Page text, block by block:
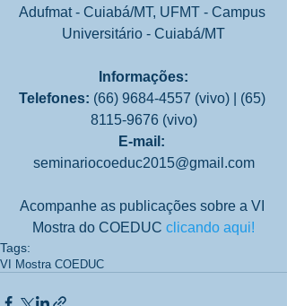
Adufmat - Cuiabá/MT, UFMT - Campus
Universitário - Cuiabá/MT
Informações:
Telefones: (66) 9684-4557 (vivo) | (65)
8115-9676 (vivo)
E-mail:
seminariocoeduc2015@gmail.com
Acompanhe as publicações sobre a VI
Mostra do COEDUC clicando aqui!
Tags:
VI Mostra COEDUC